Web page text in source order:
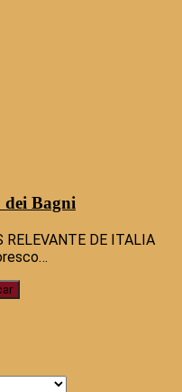
dei Bagni
RELEVANTE DE ITALIA